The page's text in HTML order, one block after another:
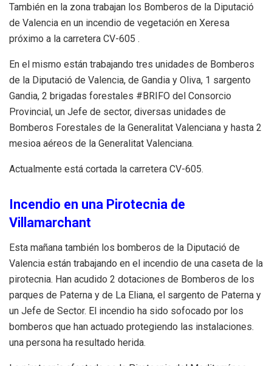
También en la zona trabajan los Bomberos de la Diputació
de Valencia en un incendio de vegetación en Xeresa
próximo a la carretera CV-605 .
En el mismo están trabajando tres unidades de Bomberos
de la Diputació de Valencia, de Gandia y Oliva, 1 sargento
Gandia, 2 brigadas forestales #BRIFO del Consorcio
Provincial, un Jefe de sector, diversas unidades de
Bomberos Forestales de la Generalitat Valenciana y hasta 2
mesioa aéreos de la Generalitat Valenciana.
Actualmente está cortada la carretera CV-605.
Incendio en una Pirotecnia de
Villamarchant
Esta mañana también los bomberos de la Diputació de
Valencia están trabajando en el incendio de una caseta de la
pirotecnia. Han acudido 2 dotaciones de Bomberos de los
parques de Paterna y de La Eliana, el sargento de Paterna y
un Jefe de Sector. El incendio ha sido sofocado por los
bomberos que han actuado protegiendo las instalaciones.
una persona ha resultado herida.